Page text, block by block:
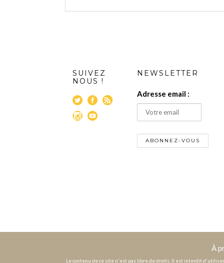
SUIVEZ
NOUS !
NEWSLETTER
Adresse email :
À
Le contenu de ce site n'est pas libre de droits. Il est interdit